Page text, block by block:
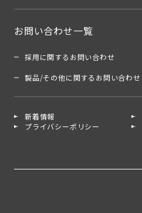
お問い合わせ一覧
採用に関するお問い合わせ
製品/その他に関するお問い合わせ
新着情報
プライバシーポリシー